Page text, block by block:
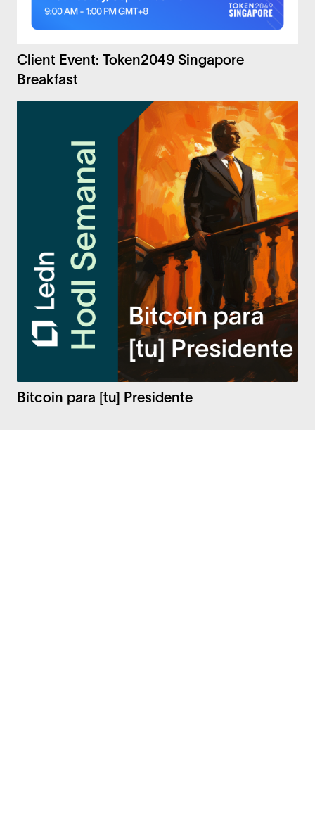
Client Event: Token2049 Singapore
Breakfast
Bitcoin para [tu] Presidente